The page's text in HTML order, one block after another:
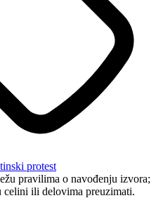
protest
pravilima o navođenju izvora;
celini ili delovima preuzimati.